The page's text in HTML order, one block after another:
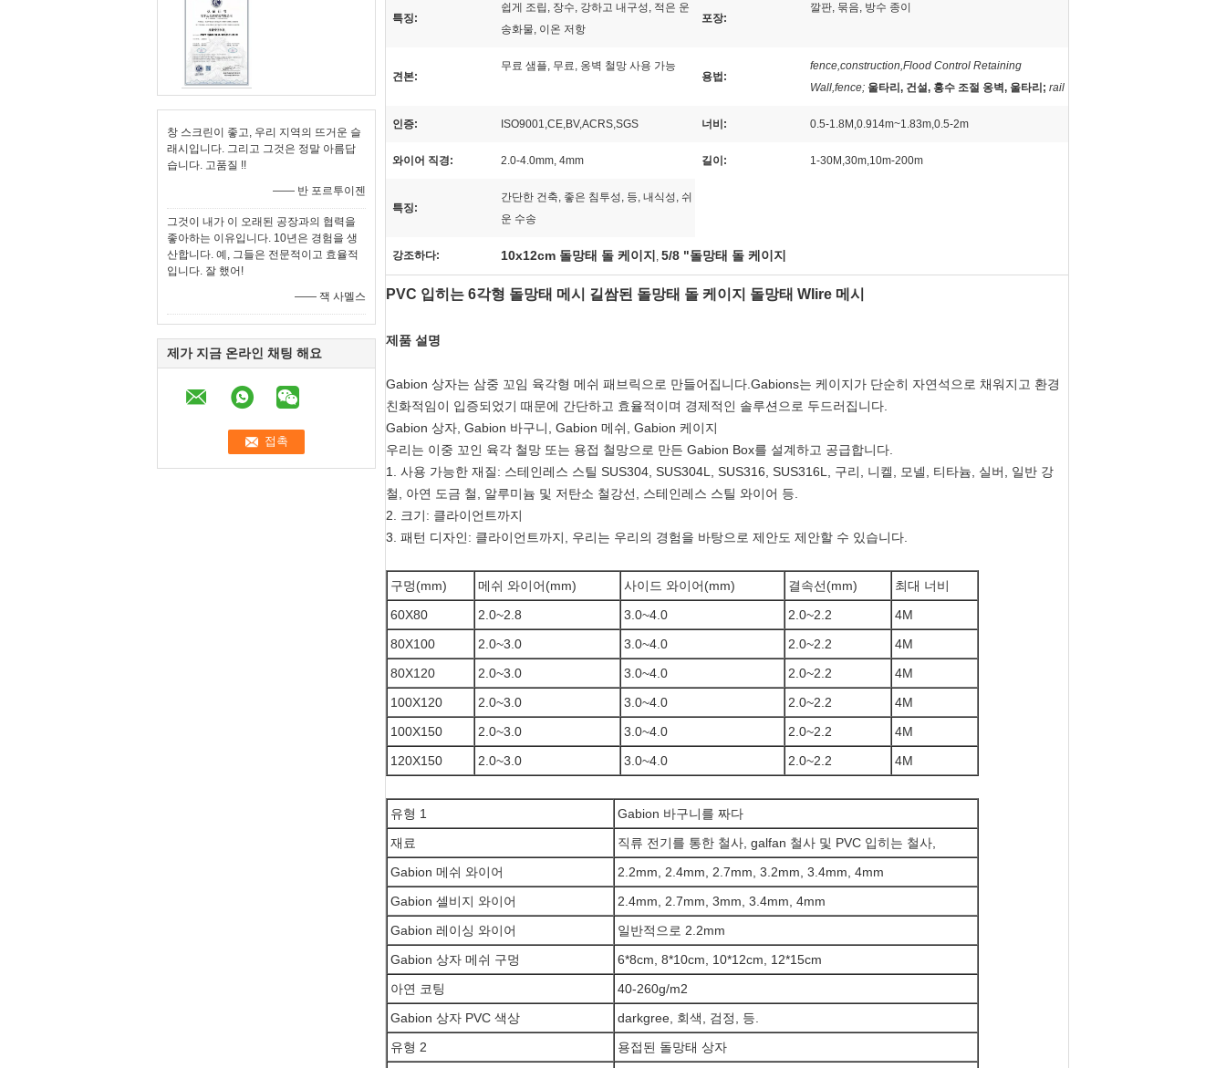
창 스크린이 좋고, 우리 지역의 뜨거운 슬
래시입니다. 그리고 그것은 정말 아름답
습니다. 고품질 !!
—— 반 포르투이젠
그것이 내가 이 오래된 공장과의 협력을
좋아하는 이유입니다. 10년은 경험을 생
산합니다. 예, 그들은 전문적이고 효율적
입니다. 잘 했어!
—— 잭 사멜스
제가 지금 온라인 채팅 해요
특징:
쉽게 조립, 장수, 강하고 내구성, 적은 운
송화물, 이온 저항
포장:
깔판, 묶음, 방수 종이
견본:
무료 샘플, 무료, 옹벽 철망 사용 가능
용법:
fence,construction,Flood Control Retaining
Wall,fence; 울타리, 건설, 홍수 조절 옹벽, 울타리; rail
인증: ISO9001,CE,BV,ACRS,SGS 너비: 0.5-1.8M,0.914m~1.83m,0.5-2m
와이어 직경: 2.0-4.0mm, 4mm 길이: 1-30M,30m,10m-200m
특징:
간단한 건축, 좋은 침투성, 등, 내식성, 쉬
운 수송
강조하다: 10x12cm 돌망태 돌 케이지 , 5/8 "돌망태 돌 케이지
PVC 입히는 6각형 돌망태 메시 길쌈된 돌망태 돌 케이지 돌망태 WIire 메시
제품 설명
Gabion 상자는 삼중 꼬임 육각형 메쉬 패브릭으로 만들어집니다.Gabions는 케이지가 단순히 자연석으로 채워지고 환경
친화적임이 입증되었기 때문에 간단하고 효율적이며 경제적인 솔루션으로 두드러집니다.
Gabion 상자, Gabion 바구니, Gabion 메쉬, Gabion 케이지
우리는 이중 꼬인 육각 철망 또는 용접 철망으로 만든 Gabion Box를 설계하고 공급합니다.
1. 사용 가능한 재질: 스테인레스 스틸 SUS304, SUS304L, SUS316, SUS316L, 구리, 니켈, 모넬, 티타늄, 실버, 일반 강
철, 아연 도금 철, 알루미늄 및 저탄소 철강선, 스테인레스 스틸 와이어 등.
2. 크기: 클라이언트까지
3. 패턴 디자인: 클라이언트까지, 우리는 우리의 경험을 바탕으로 제안도 제안할 수 있습니다.
구멍(mm) 메쉬 와이어(mm) 사이드 와이어(mm) 결속선(mm)
최대 너비
60X80
2.0~2.8 3.0~4.0 2.0~2.2
4M
80X100
2.0~3.0 3.0~4.0 2.0~2.2
4M
80X120
2.0~3.0 3.0~4.0 2.0~2.2
4M
100X120
2.0~3.0 3.0~4.0 2.0~2.2
4M
100X150
2.0~3.0 3.0~4.0 2.0~2.2
4M
120X150
2.0~3.0 3.0~4.0 2.0~2.2 4M
유형 1
Gabion 바구니를 짜다
재료
직류 전기를 통한 철사, galfan 철사 및 PVC 입히는 철사,
Gabion 메쉬 와이어
2.2mm, 2.4mm, 2.7mm, 3.2mm, 3.4mm, 4mm
Gabion 셀비지 와이어
2.4mm, 2.7mm, 3mm, 3.4mm, 4mm
Gabion 레이싱 와이어
일반적으로 2.2mm
Gabion 상자 메쉬 구멍
6*8cm, 8*10cm, 10*12cm, 12*15cm
아연 코팅
40-260g/m2
Gabion 상자 PVC 색상
darkgree, 회색, 검정, 등.
유형 2
용접된 돌망태 상자